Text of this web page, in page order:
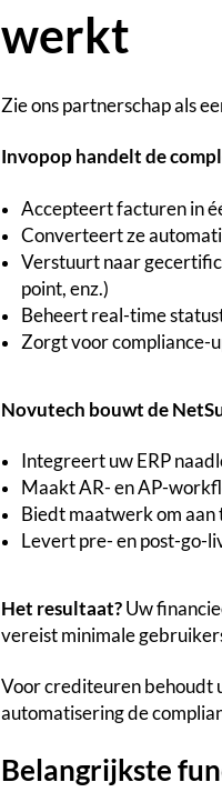
werkt
Zie ons partnerschap als
Invopop handelt de
Accepteert facturen in
Converteert ze
Verstuurt naar
point, enz.)
Beheert real-time
Zorgt voor compliance-
Novutech bouwt de
Integreert uw ERP
Maakt AR- en AP-
Biedt maatwerk om aan
Levert pre- en post-go-
Het resultaat?Uw
vereist minimale
Voor crediteuren behoudt
automatisering de
Belangrijkste